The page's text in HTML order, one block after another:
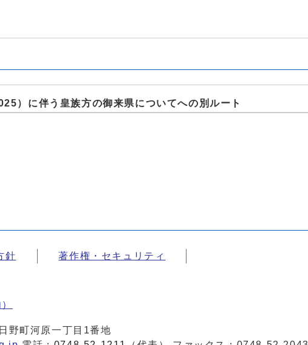
）に伴う皇族方の御来県についてへの別ルート
針 著作権・セキュリティ
野町河原一丁目1番地